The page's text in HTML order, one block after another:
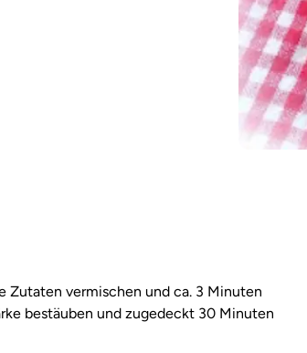
Zutaten vermischen und ca. 3 Minuten
bestäuben und zugedeckt 30 Minuten